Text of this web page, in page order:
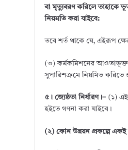
বা মৃত্যুবরণ করিলে তাহাকে
নিয়মতি করা যাইবে:
তবে শর্ত থাকে যে, এইরূপ
(৩) কর্মকমিশনের আওতাভূক্ত
সুপারিশক্রমে নিয়মিত করিতে
৫। জ্যেষ্ঠতা নির্ধারণ।– (১) এই
হইতে গণনা করা যাইবে।
(২) কোন উন্নয়ন প্রকল্পে একই